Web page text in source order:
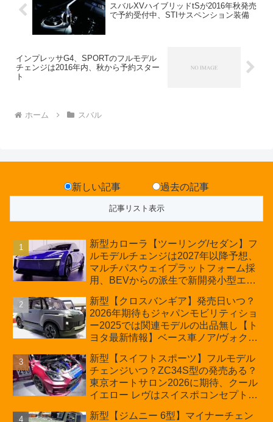
スバルXVハイブリッドtSが2016年秋発売
で予約受付中、STIサスペンション装備
インプレッサG4、SPORTのフルモデル
チェンジは2016年内、秋から予約スター
ト
ホーム スバル
新しい記事 過去の記事
新型カローラ【ツーリング/セダン】フ
ルモデルチェンジは2027年以降予想、
マルチパスウェイプラットフォーム採
用、BEVからの派生で新開発小型エン
の採用は無しか【トヨタ最新情報】60
周年記念車発売
新型【クロスバンギア】発売日いつ？
2026年期待もジャパンモビリティショ
ー2025では関連モデルの出品無し【ト
ヨタ最新情報】ベース車ノア/ヴォクシ
ほか「コア」と「ツール」、デリカ
D:5対抗のクロスオーバーSUVミニバ
ン
新型【スイフトスポーツ】フルモデル
チェンジいつ？ZC34S型の発売ある？
東京オートサロン2026に期待、クール
イエロー レヴはスイスポコンセプト
プが争点【スズキ最新情報】特別仕様
新型【ジムニー 6型】マイナーチェン